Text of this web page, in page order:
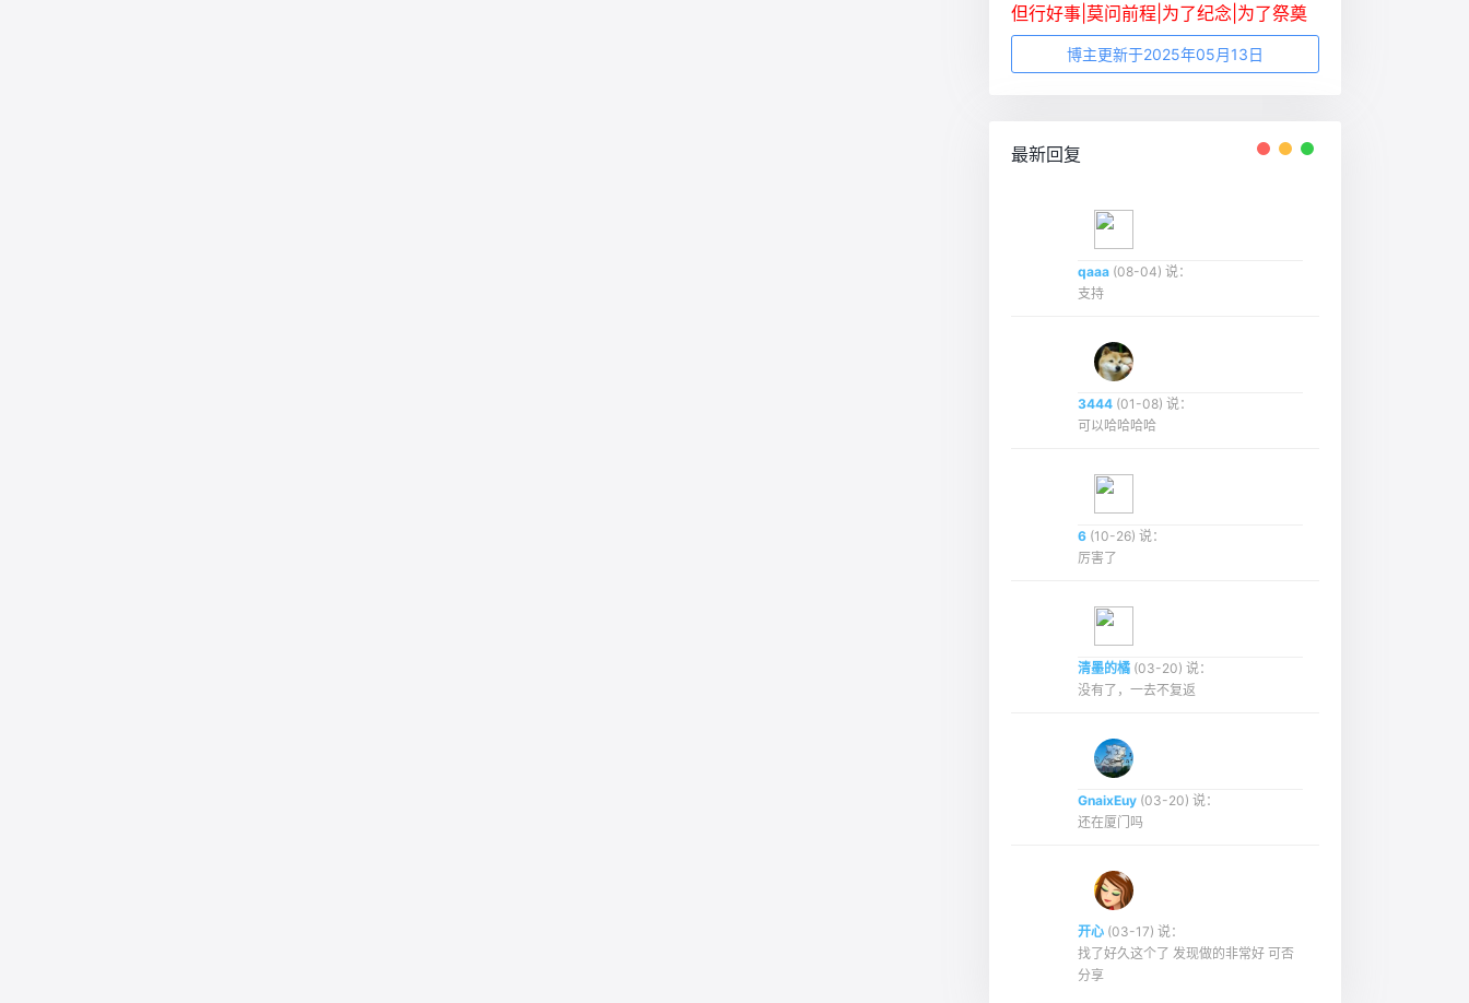
但行好事|莫问前程|为了纪念|为了祭奠
博主更新于2025年05月13日
最新回复
qaaa (08-04) 说：
支持
3444 (01-08) 说：
可以哈哈哈哈
6 (10-26) 说：
厉害了
清墨的橘 (03-20) 说：
没有了，一去不复返
GnaixEuy (03-20) 说：
还在厦门吗
开心 (03-17) 说：
找了好久这个了 发现做的非常好 可否
分享